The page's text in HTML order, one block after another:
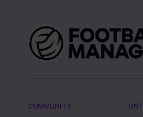
COMMUNITY